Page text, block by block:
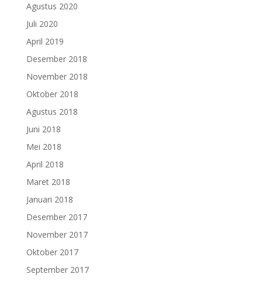
Agustus 2020
Juli 2020
April 2019
Desember 2018
November 2018
Oktober 2018
Agustus 2018
Juni 2018
Mei 2018
April 2018
Maret 2018
Januari 2018
Desember 2017
November 2017
Oktober 2017
September 2017